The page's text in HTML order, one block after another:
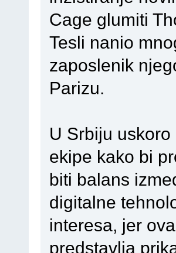
Cage glumiti
Tesli nanio
zaposlenik
Parizu.
U Srbiju
ekipe kako bi
biti balans
digitalne
interesa, jer
predstavlja